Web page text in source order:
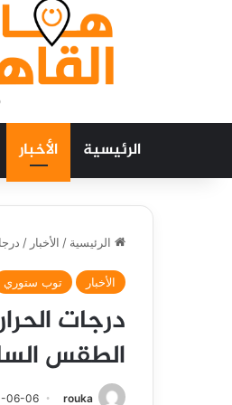
الرئيسية الأخبار
الرئيسية / الأخبار / درجات
الأخبار توب ستوري
الطقس
rouka
06-06